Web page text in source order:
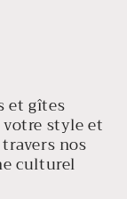
et gîtes
style et
nos
culturel